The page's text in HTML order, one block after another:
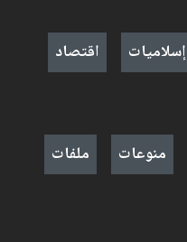
إسلاميات اقتصاد
منوعات ملفات